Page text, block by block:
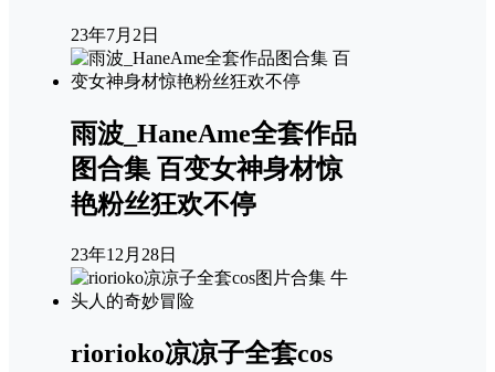
23年7月2日
雨波_HaneAme全套作品
图合集 百变女神身材惊
艳粉丝狂欢不停
23年12月28日
riorioko凉凉子全套cos